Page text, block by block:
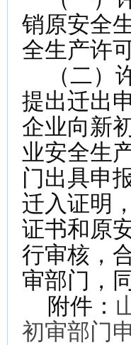
销原安全
全生产许
（二）
提出迁出
企业向新
业安全生
门出具申
迁入证明
证书和原
行审核，
审部门，
附件：
初审部门